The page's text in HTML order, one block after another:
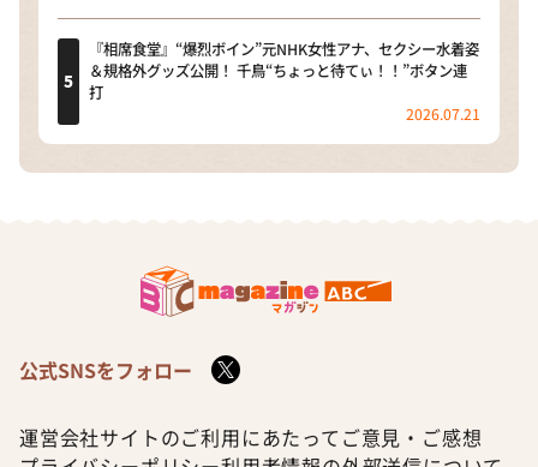
『相席食堂』“爆烈ボイン”元NHK女性アナ、セクシー水着姿
＆規格外グッズ公開！ 千鳥“ちょっと待てぃ！！”ボタン連
打
2026.07.21
公式SNSをフォロー
運営会社サイトのご利用にあたって ご意見・ご感想